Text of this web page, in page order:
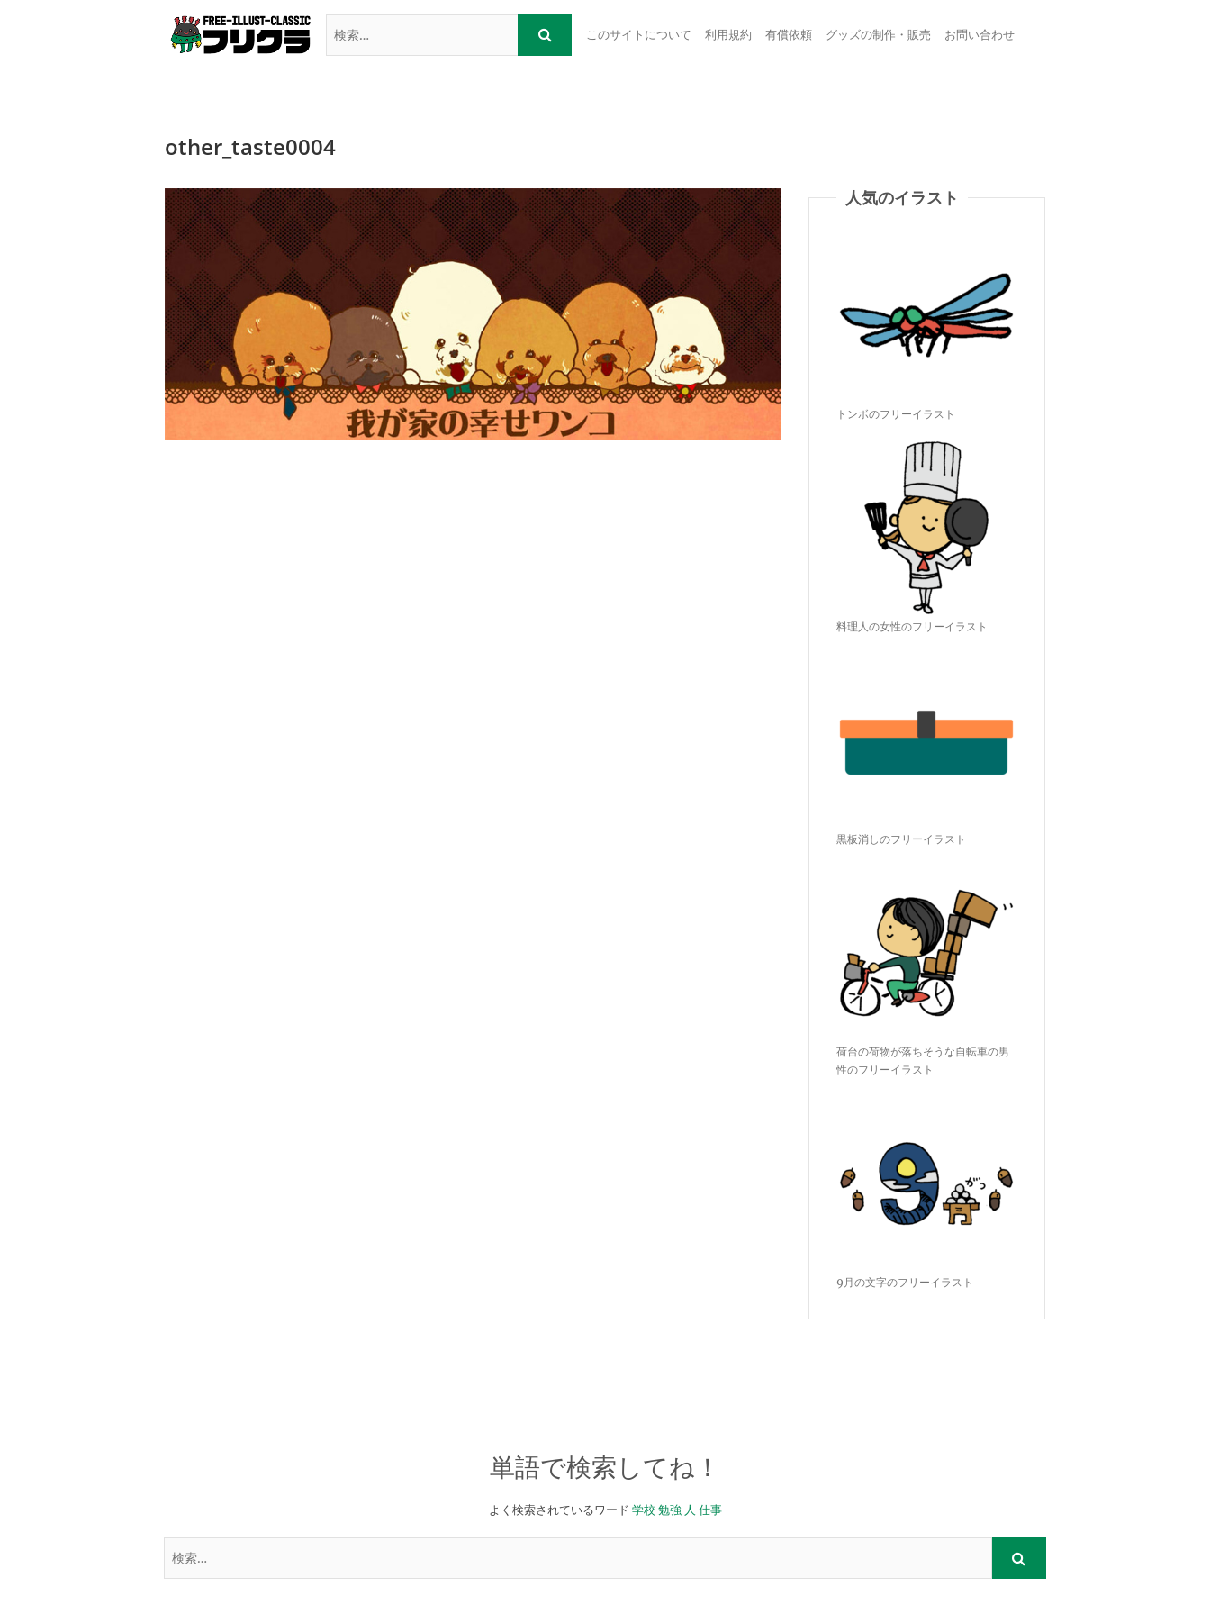
このサイトについて 利用規約 有償依頼 グッズの制作・販売 お問い合わせ
other_taste0004
人気のイラスト
トンボのフリーイラスト
料理人の女性のフリーイラスト
黒板消しのフリーイラスト
荷台の荷物が落ちそうな自転車の男
性のフリーイラスト
9月の文字のフリーイラスト
単語で検索してね！
よく検索されているワード 学校 勉強 人 仕事